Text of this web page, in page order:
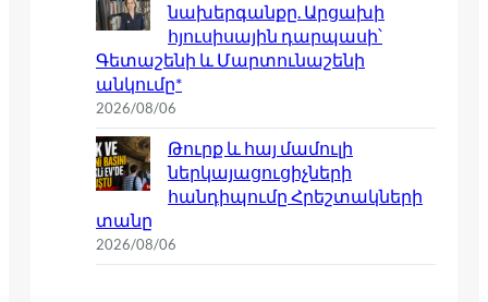
նախերգանքը. Արցախի
հյուսիսային դարպասի՝
Գետաշենի և Մարտունաշենի
անկումը*
2026/08/06
Թուրք և հայ մամուլի
ներկայացուցիչների
հանդիպումը Հրեշտակների
տանը
2026/08/06